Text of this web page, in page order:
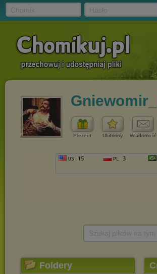
Prezent Ulubiony Wiadomość
Foldery